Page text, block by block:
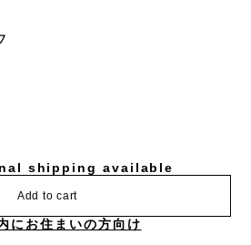
shipping available
Add to cart
にお住まいの方向け